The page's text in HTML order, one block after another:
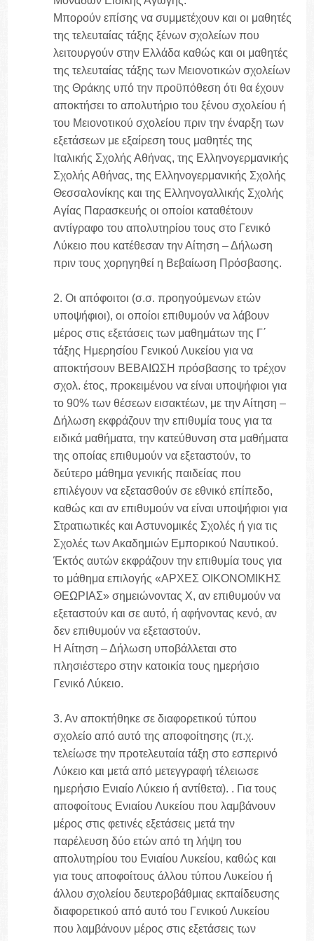
Μπορούν επίσης να συμμετέχουν και οι μαθητές
της τελευταίας τάξης ξένων σχολείων που
λειτουργούν στην Ελλάδα καθώς και οι μαθητές
της τελευταίας τάξης των Μειονοτικών σχολείων
της Θράκης υπό την προϋπόθεση ότι θα έχουν
αποκτήσει το απολυτήριο του ξένου σχολείου ή
του Μειονοτικού σχολείου πριν την έναρξη των
εξετάσεων με εξαίρεση τους μαθητές της
Ιταλικής Σχολής Αθήνας, της Ελληνογερμανικής
Σχολής Αθήνας, της Ελληνογερμανικής Σχολής
Θεσσαλονίκης και της Ελληνογαλλικής Σχολής
Αγίας Παρασκευής οι οποίοι καταθέτουν
αντίγραφο του απολυτηρίου τους στο Γενικό
Λύκειο που κατέθεσαν την Αίτηση – Δήλωση
πριν τους χορηγηθεί η Βεβαίωση Πρόσβασης.
2. Οι απόφοιτοι (σ.σ. προηγούμενων ετών
υποψήφιοι), οι οποίοι επιθυμούν να λάβουν
μέρος στις εξετάσεις των μαθημάτων της Γ΄
τάξης Ημερησίου Γενικού Λυκείου για να
αποκτήσουν ΒΕΒΑΙΩΣΗ πρόσβασης το τρέχον
σχολ. έτος, προκειμένου να είναι υποψήφιοι για
το 90% των θέσεων εισακτέων, με την Αίτηση –
Δήλωση εκφράζουν την επιθυμία τους για τα
ειδικά μαθήματα, την κατεύθυνση στα μαθήματα
της οποίας επιθυμούν να εξεταστούν, το
δεύτερο μάθημα γενικής παιδείας που
επιλέγουν να εξετασθούν σε εθνικό επίπεδο,
καθώς και αν επιθυμούν να είναι υποψήφιοι για
Στρατιωτικές και Αστυνομικές Σχολές ή για τις
Σχολές των Ακαδημιών Εμπορικού Ναυτικού.
Έκτός αυτών εκφράζουν την επιθυμία τους για
το μάθημα επιλογής «ΑΡΧΕΣ ΟΙΚΟΝΟΜΙΚΗΣ
ΘΕΩΡΙΑΣ» σημειώνοντας Χ, αν επιθυμούν να
εξεταστούν και σε αυτό, ή αφήνοντας κενό, αν
δεν επιθυμούν να εξεταστούν.
Η Αίτηση – Δήλωση υποβάλλεται στο
πλησιέστερο στην κατοικία τους ημερήσιο
Γενικό Λύκειο.
3. Αν αποκτήθηκε σε διαφορετικού τύπου
σχολείο από αυτό της αποφοίτησης (π.χ.
τελείωσε την προτελευταία τάξη στο εσπερινό
Λύκειο και μετά από μετεγγραφή τέλειωσε
ημερήσιο Ενιαίο Λύκειο ή αντίθετα). . Για τους
αποφοίτους Ενιαίου Λυκείου που λαμβάνουν
μέρος στις φετινές εξετάσεις μετά την
παρέλευση δύο ετών από τη λήψη του
απολυτηρίου του Ενιαίου Λυκείου, καθώς και
για τους αποφοίτους άλλου τύπου Λυκείου ή
άλλου σχολείου δευτεροβάθμιας εκπαίδευσης
διαφορετικού από αυτό του Γενικού Λυκείου
που λαμβάνουν μέρος στις εξετάσεις των